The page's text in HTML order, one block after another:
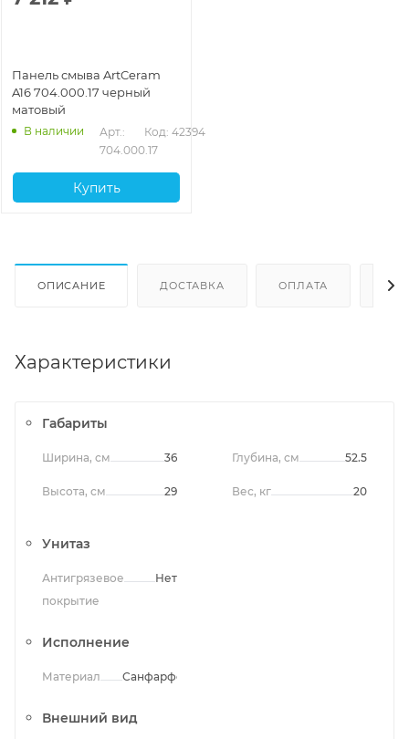
Панель смыва ArtCeram
A16 704.000.17 черный
матовый
В наличии
Арт.:
704.000.17
Код: 42394
Купить
ОПИСАНИЕ ДОСТАВКА ОПЛАТА
Характеристики
Габариты
Ширина, см 36
Высота, см 29
Глубина, см 52.5
Вес, кг 20
Унитаз
Антигрязевое
покрытие
Нет
Исполнение
Материал Санфарфор
Внешний вид